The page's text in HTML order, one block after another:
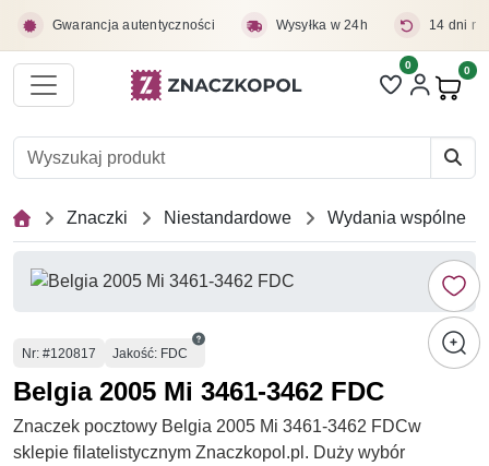
Gwarancja autentyczności Wysyłka w 24h 14 dni
Liczba pozycji
0 0
Znaczki Niestandardowe Wydania wspólne
Numer
Nr: #120817 Jakość: FDC
Belgia 2005 Mi 3461-3462 FDC
Znaczek pocztowy Belgia 2005 Mi 3461-3462 FDCw
sklepie filatelistycznym Znaczkopol.pl. Duży wybór